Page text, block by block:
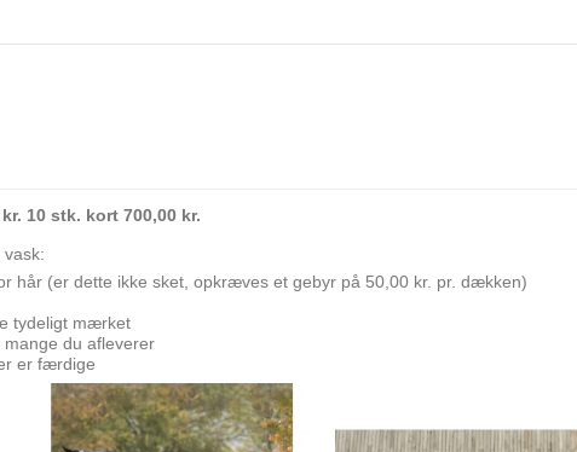
10 stk. kort 700,00 kr.
hår (er dette ikke sket, opkræves et gebyr på 50,00 kr. pr. dækken)
tydeligt mærket
du afleverer
er færdige